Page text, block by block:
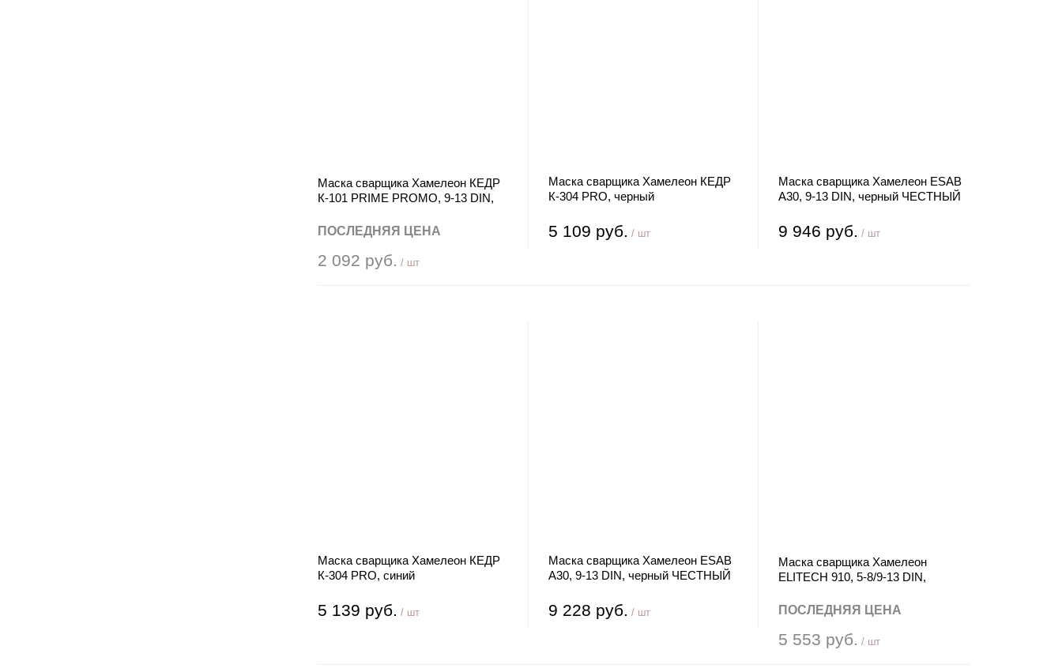
Маска сварщика Хамелеон КЕДР
К-101 PRIME PROMO, 9-13 DIN,
ПОСЛЕДНЯЯ ЦЕНА
2 092 руб. / шт
Маска сварщика Хамелеон КЕДР
К-304 PRO, черный
5 109 руб. / шт
Маска сварщика Хамелеон ESAB
А30, 9-13 DIN, черный ЧЕСТНЫЙ
9 946 руб. / шт
Маска сварщика Хамелеон КЕДР
К-304 PRO, синий
5 139 руб. / шт
Маска сварщика Хамелеон ESAB
А30, 9-13 DIN, черный ЧЕСТНЫЙ
9 228 руб. / шт
Маска сварщика Хамелеон
ELITECH 910, 5-8/9-13 DIN,
ПОСЛЕДНЯЯ ЦЕНА
5 553 руб. / шт